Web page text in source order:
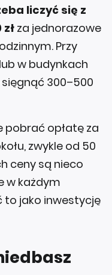
liczyć się z
za jednorazowe
Przy
w budynkach
300–500
pobrać opłatę za
zwykle od 50
ceny są nieco
w każdym
jako inwestycję